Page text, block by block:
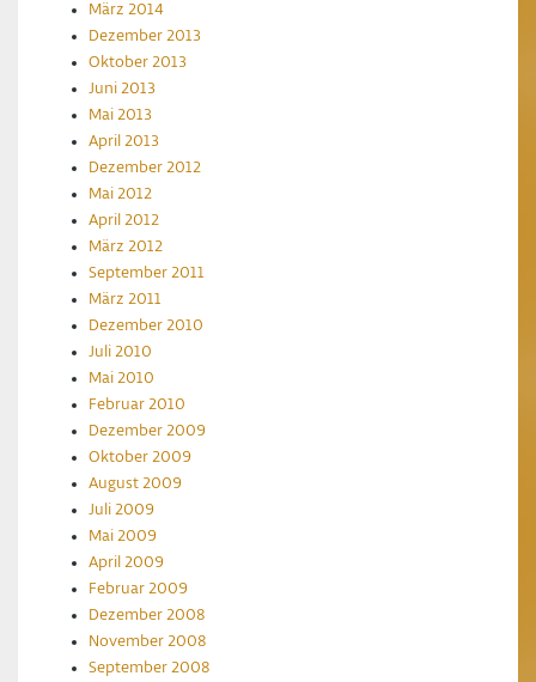
März 2014
Dezember 2013
Oktober 2013
Juni 2013
Mai 2013
April 2013
Dezember 2012
Mai 2012
April 2012
März 2012
September 2011
März 2011
Dezember 2010
Juli 2010
Mai 2010
Februar 2010
Dezember 2009
Oktober 2009
August 2009
Juli 2009
Mai 2009
April 2009
Februar 2009
Dezember 2008
November 2008
September 2008